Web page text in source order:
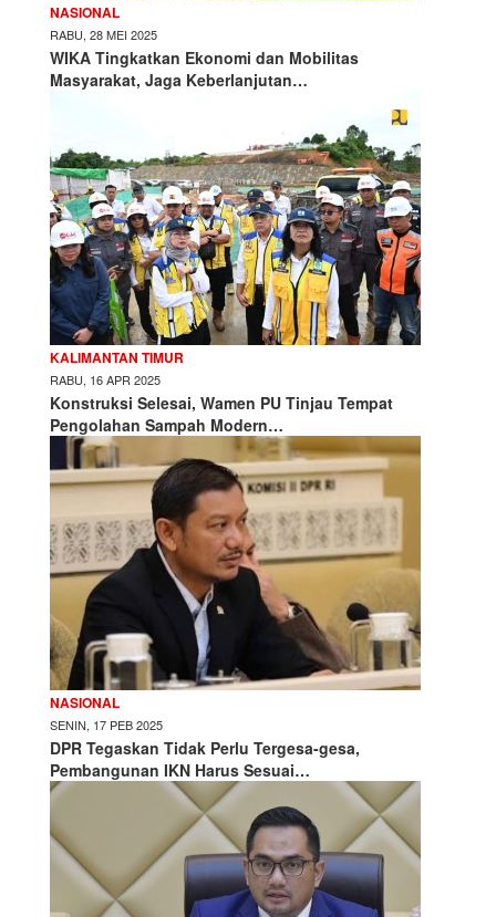
NASIONAL
RABU, 28 MEI 2025
WIKA Tingkatkan Ekonomi dan Mobilitas
Masyarakat, Jaga Keberlanjutan…
KALIMANTAN TIMUR
RABU, 16 APR 2025
Konstruksi Selesai, Wamen PU Tinjau Tempat
Pengolahan Sampah Modern…
NASIONAL
SENIN, 17 PEB 2025
DPR Tegaskan Tidak Perlu Tergesa-gesa,
Pembangunan IKN Harus Sesuai…